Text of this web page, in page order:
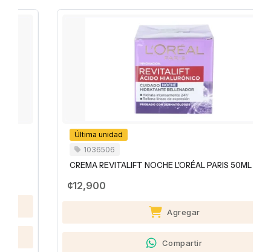
Última unidad
1036506
CREMA REVITALIFT NOCHE L'ORÉAL PARIS 50ML
¢12,900
Agregar
Compartir